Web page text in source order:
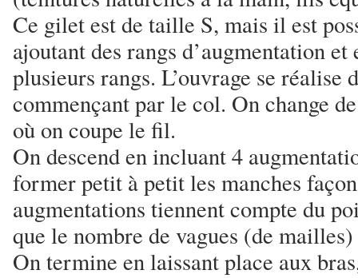
Ce gilet est de taille S, mais il est
ajoutant des rangs d’augmentation et
plusieurs rangs. L’ouvrage se réalise
commençant par le col. On change
où on coupe le fil.
On descend en incluant 4
former petit à petit les manches
augmentations tiennent compte du
que le nombre de vagues (de
On termine en laissant place aux